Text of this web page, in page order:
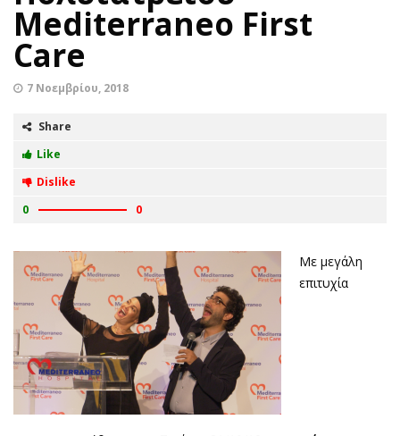
Mediterraneo First
Care
7 Νοεμβρίου, 2018
Share
Like
Dislike
0
0
Με μεγάλη
επιτυχία